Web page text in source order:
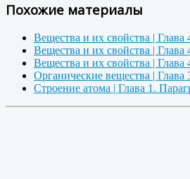
Похожие материалы
Вещества и их свойства | Глава
Вещества и их свойства | Глава
Вещества и их свойства | Глава
Органические вещества | Глава
Строение атома | Глава 1.